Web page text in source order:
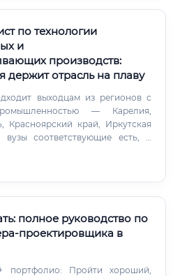
по технологии
и
производств:
держит отрасль на плаву
выходцам из регионов с
— Карелия,
Красноярский край, Иркутская
соответствующие есть, и
значительно проще. Какие
полное руководство по
проектировщика в
портфолио: Пройти хороший,